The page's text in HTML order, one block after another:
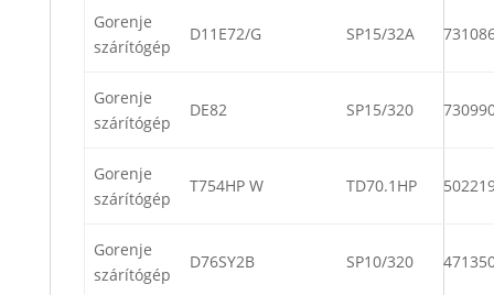
Gorenje
szárítógép
D11E72/G SP15/32A
Gorenje
szárítógép
DE82 SP15/320
Gorenje
szárítógép
T754HP W TD70.1HP
Gorenje
szárítógép
D76SY2B SP10/320